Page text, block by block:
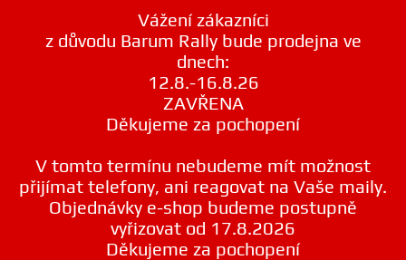
Vážení zákazníci
z důvodu Barum Rally bude prodejna ve
dnech:
12.8.-16.8.26
ZAVŘENA
Děkujeme za pochopení
V tomto termínu nebudeme mít možnost
přijímat telefony, ani reagovat na Vaše maily.
Objednávky e-shop budeme postupně
vyřizovat od 17.8.2026
Děkujeme za pochopení